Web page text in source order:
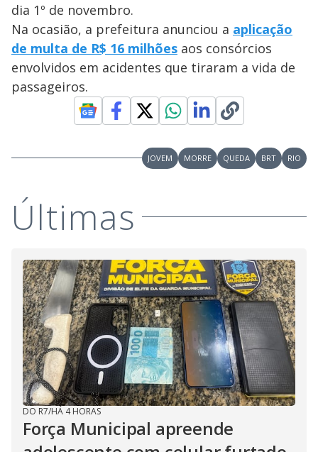
dia 1º de novembro.
Na ocasião, a prefeitura anunciou a aplicação
de multa de R$ 16 milhões aos consórcios
envolvidos em acidentes que tiraram a vida de
passageiros.
JOVEM MORRE QUEDA BRT RIO
Últimas
DO R7/HÁ 4 HORAS
Força Municipal apreende